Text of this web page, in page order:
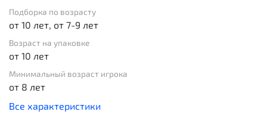
Подборка по возрасту
от 10 лет, от 7-9 лет
Возраст на упаковке
от 10 лет
Минимальный возраст игрока
от 8 лет
Все характеристики